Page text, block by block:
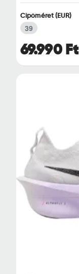
69.990 Ft
Cipőméret (EUR)
39